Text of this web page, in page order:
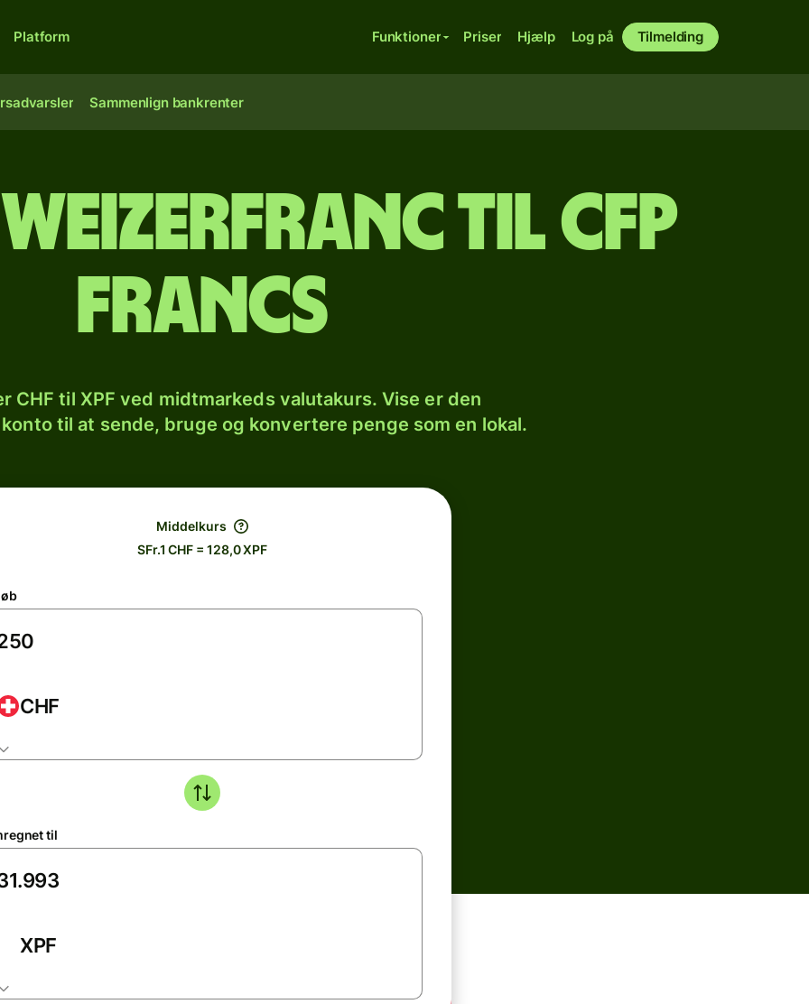
Platform Funktioner Priser Hjælp Log på Tilmelding
Sammenlign bankrenter
til CFP
francs
CHF til XPF ved midtmarkeds valutakurs. Vise er den
til at sende, bruge og konvertere penge som en lokal.
Middelkurs
SFr.1 CHF = 128,0 XPF
CHF
til
XPF